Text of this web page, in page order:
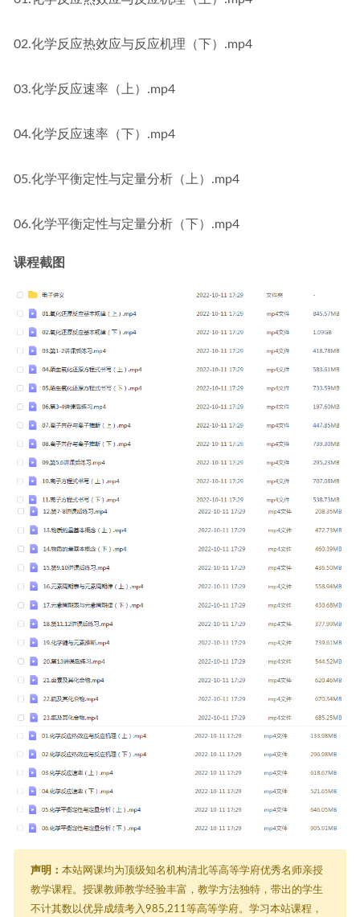
02.化学反应热效应与反应机理（下）.mp4
03.化学反应速率（上）.mp4
04.化学反应速率（下）.mp4
05.化学平衡定性与定量分析（上）.mp4
06.化学平衡定性与定量分析（下）.mp4
课程截图
声明： 本站网课均为顶级知名机构清北等高等学府优秀名师亲授
教学课程。授课教师教学经验丰富，教学方法独特，带出的学生
不计其数以优异成绩考入985,211等高等学府。学习本站课程，